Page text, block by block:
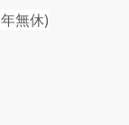
無休)